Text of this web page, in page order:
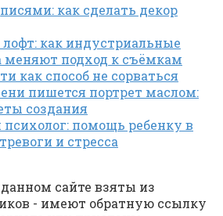
как сделать декор
как индустриальные
меняют подход к съёмкам
как способ не сорваться
пишется портрет маслом:
создания
помощь ребенку в
и стресса
сайте взяты из
- имеют обратную ссылку